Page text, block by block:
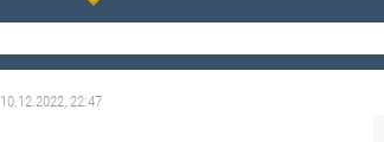
10.12.2022, 22:47